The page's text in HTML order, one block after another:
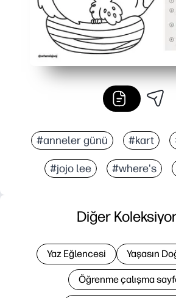
#anneler günü #kart
#jojo lee #where's
Diğer
Yaz Eğlencesi Yaşasın
Öğrenme çalışma